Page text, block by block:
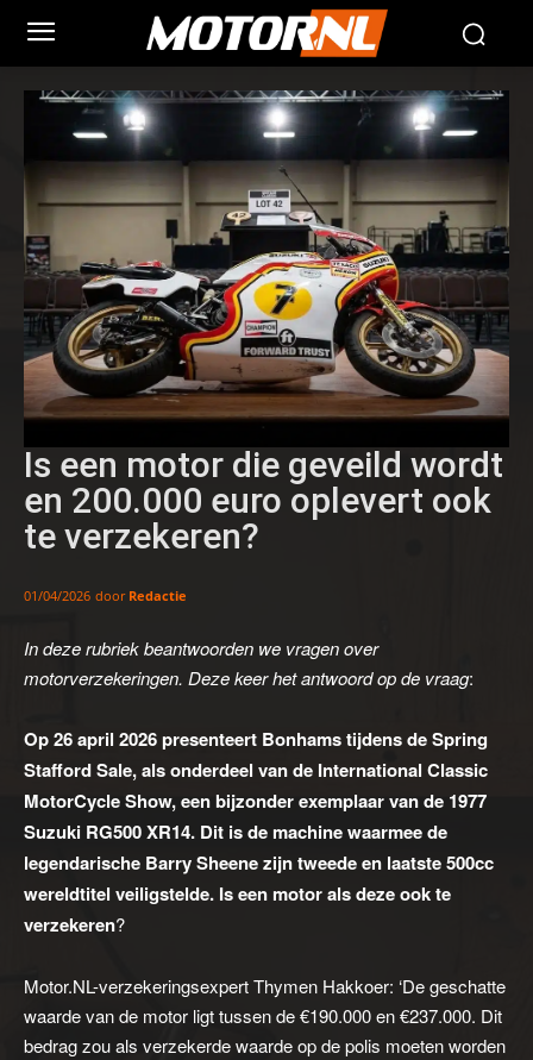
Is een motor die geveild wordt
en 200.000 euro oplevert ook
te verzekeren?
01/04/2026 door Redactie
In deze rubriek beantwoorden we vragen over
motorverzekeringen. Deze keer het antwoord op de vraag:
Op 26 april 2026 presenteert Bonhams tijdens de Spring
Stafford Sale, als onderdeel van de International Classic
MotorCycle Show, een bijzonder exemplaar van de 1977
Suzuki RG500 XR14. Dit is de machine waarmee de
legendarische Barry Sheene zijn tweede en laatste 500cc
wereldtitel veiligstelde. Is een motor als deze ook te
verzekeren?
Motor.NL-verzekeringsexpert Thymen Hakkoer: ‘De geschatte
waarde van de motor ligt tussen de €190.000 en €237.000. Dit
bedrag zou als verzekerde waarde op de polis moeten worden